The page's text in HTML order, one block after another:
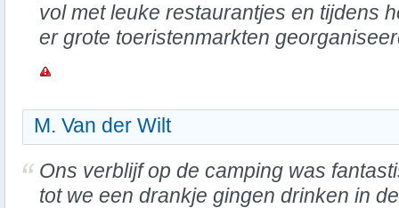
vol met leuke restaurantjes en tijdens
er grote toeristenmarkten
M. Van der Wilt
Ons verblijf op de camping was
tot we een drankje gingen drinken in de